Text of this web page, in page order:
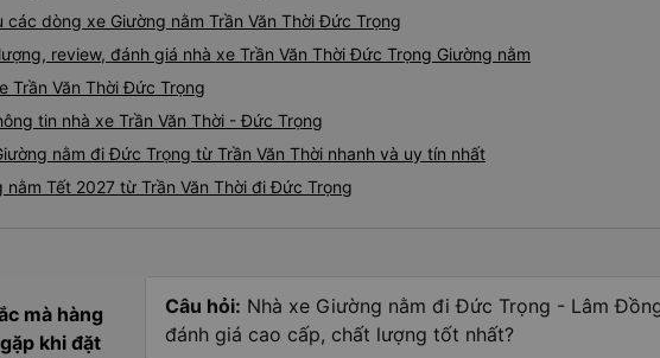
các dòng xe Giường nằm Trần Văn Thời Đức Trọng
review, đánh giá nhà xe Trần Văn Thời Đức Trọng Giường nằm
Trần Văn Thời Đức Trọng
tin nhà xe Trần Văn Thời - Đức Trọng
nằm đi Đức Trọng từ Trần Văn Thời nhanh và uy tín nhất
Tết 2027 từ Trần Văn Thời đi Đức Trọng
mà hàng
khi đặt
Câu hỏi: Nhà xe Giường nằm đi Đức Trọng - Lâm
đánh giá cao cấp, chất lượng tốt nhất?